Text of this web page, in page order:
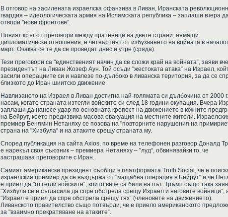
В отговор на засилената израелска офанзива в Ливан, Иранската
гвардия – идеологическата армия на Ислямската република – заплаши вчера
отвори "нови фронтове“.
Новият кръг от преговори между пратеници на двете страни, нямащи
дипломатически отношения, е четвъртият от избухването на войната в
март. Очаква се те да се проведат днес и утре (сряда).
Тези преговори са "единственият начин да се сложи край на войната“, заяви
президентът на Ливан Жозеф Аун. Той осъди "жестоката атака“ на Израел,
засили операциите си и навлезе по-дълбоко в ливанска територия, за да се
близкото до Иран шиитско движение.
Навлизането на Израел в Ливан достигна най-голямата си дълбочина от 2000 г.
насам, когато страната изтегли войските си след 18 години окупация. Вчера
заплаши да нанесе удар по основната крепост на движението в южните
на Бейрут, което предизвика масова евакуация на местните жители.
премиер Бенямин Нетаняху се позова на "повторните нарушения на
страна на "Хизбула“ и на атаките срещу страната му.
Според публикация на сайта Axios, по време на телефонен разговор Доналд
е нарекъл своя съюзник – премиера Нетаняху – "луд“, обвинявайки го, че
застрашава преговорите с Иран.
Самият американски президент съобщи в платформата Truth Social, че е
израелския премиер да се въздържа от "мащабна операция в Бейрут“ и че
е приел да "оттегли войските“, които вече са били на път. Тръмп също така
"Хизбула се е съгласила да спре обстрела срещу Израел и неговите войници“,
"Израел е приел да спре обстрела срещу тях“ (членовете на движението).
Ливанското правителство също потвърди, че е приело американското
за "взаимно прекратяване на атаките“.